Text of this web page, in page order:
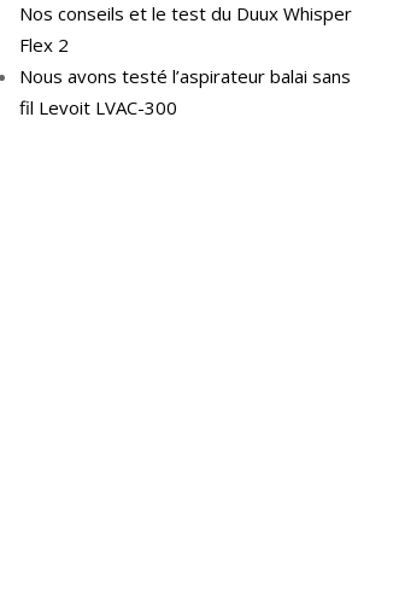
Nos conseils et le test du Duux Whisper
Flex 2
Nous avons testé l’aspirateur balai sans
fil Levoit LVAC-300